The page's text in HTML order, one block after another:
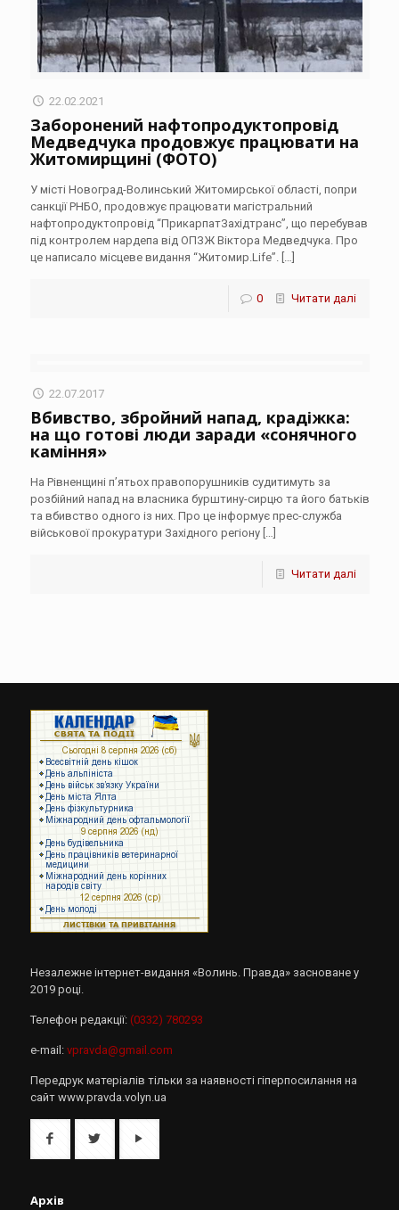
22.02.2021
Заборонений нафтопродуктопровід
Медведчука продовжує працювати на
Житомирщині (ФОТО)
У місті Новоград-Волинський Житомирської області, попри
санкції РНБО, продовжує працювати магістральний
нафтопродуктопровід “ПрикарпатЗахідтранс”, що перебував
під контролем нардепа від ОПЗЖ Віктора Медведчука. Про
це написало місцеве видання “Житомир.Life”.[…]
0 Читати далі
22.07.2017
Вбивство, збройний напад, крадіжка:
на що готові люди заради «сонячного
каміння»
На Рівненщині п’ятьох правопорушників судитимуть за
розбійний напад на власника бурштину-сирцю та його батьків
та вбивство одного із них. Про це інформує прес-служба
військової прокуратури Західного регіону[…]
Читати далі
Незалежне інтернет-видання «Волинь. Правда» засноване у
2019 році.
Телефон редакції: (0332) 780293
e-mail: vpravda@gmail.com
Передрук матеріалів тільки за наявності гіперпосилання на
сайт www.pravda.volyn.ua
Архів